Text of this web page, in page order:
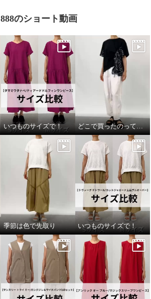
888のショート動画
いつものサイズで！ どこで買ったのって聞いてほしい
季節は色で先取り いつものサイズで！